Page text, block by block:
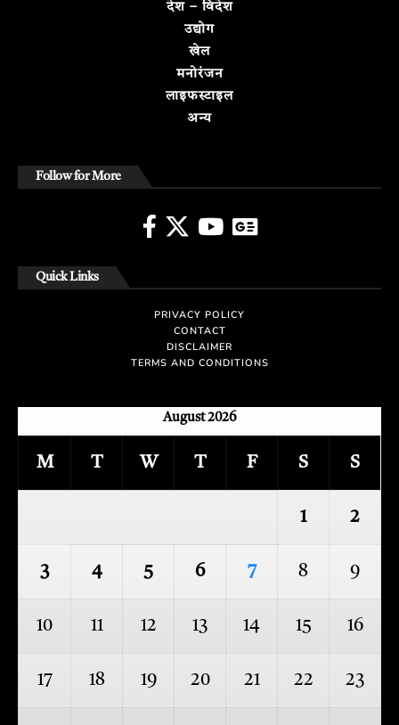
देश – विदेश
उद्योग
खेल
मनोरंजन
लाइफस्टाइल
अन्य
Follow for More
Quick Links
PRIVACY POLICY
CONTACT
DISCLAIMER
TERMS AND CONDITIONS
August 2026
M T W T F S S
1 2
3 4 5 6 7 8 9
10 11 12 13 14 15 16
17 18 19 20 21 22 23